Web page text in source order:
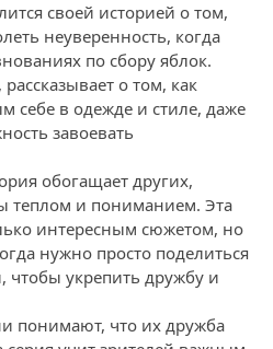
своей историей о том,
неуверенность, когда
по сбору яблок.
о том, как
себе в одежде и стиле, даже
завоевать
обогащает других,
теплом и пониманием. Эта
интересным сюжетом, но
нужно просто поделиться
укрепить дружбу и
понимают, что их дружба